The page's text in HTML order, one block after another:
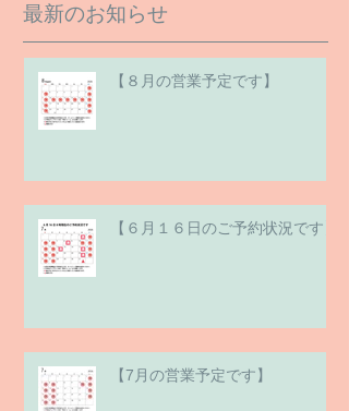
最新のお知らせ
【８月の営業予定です】
【６月１６日のご予約状況です】
【7月の営業予定です】